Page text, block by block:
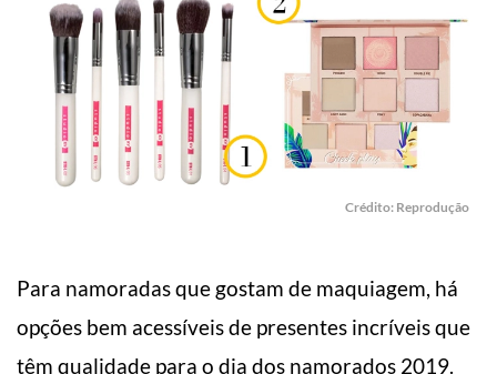
Crédito: Reprodução
Para namoradas que gostam de maquiagem, há
opções bem acessíveis de presentes incríveis que
têm qualidade para o dia dos namorados 2019.